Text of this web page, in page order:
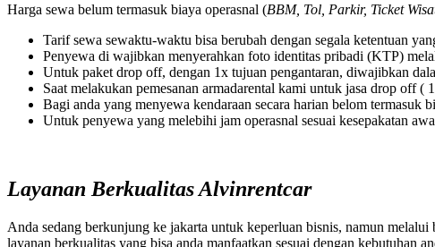
Harga sewa belum termasuk biaya operasnal (BBM, Tol, Parkir, Ticket
Tarif sewa sewaktu-waktu bisa berubah dengan segala ketentuan
Penyewa di wajibkan menyerahkan foto identitas pribadi (KTP)
Untuk paket drop off, dengan 1x tujuan pengantaran, diwajibkan
Saat melakukan pemesanan armadarental kami untuk jasa drop off
Bagi anda yang menyewa kendaraan secara harian belom termasuk
Untuk penyewa yang melebihi jam operasnal sesuai kesepakatan
Layanan Berkualitas Alvinrentcar
Anda sedang berkunjung ke jakarta untuk keperluan bisnis, namun
layanan berkualitas yang bisa anda manfaatkan sesuai dengan kebutuhan